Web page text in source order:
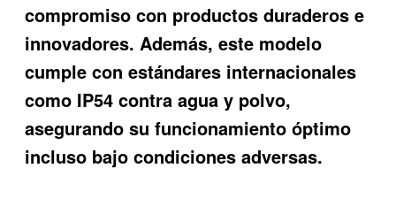
compromiso con productos duraderos e
innovadores. Además, este modelo
cumple con estándares internacionales
como IP54 contra agua y polvo,
asegurando su funcionamiento óptimo
incluso bajo condiciones adversas.